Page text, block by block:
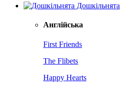
Дошкільнята
Англійська
First Friends
The Flibets
Happy Hearts